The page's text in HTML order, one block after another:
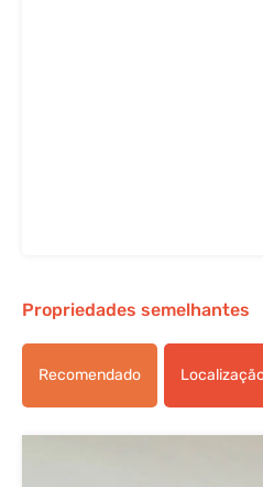
Propriedades semelhantes
Recomendado